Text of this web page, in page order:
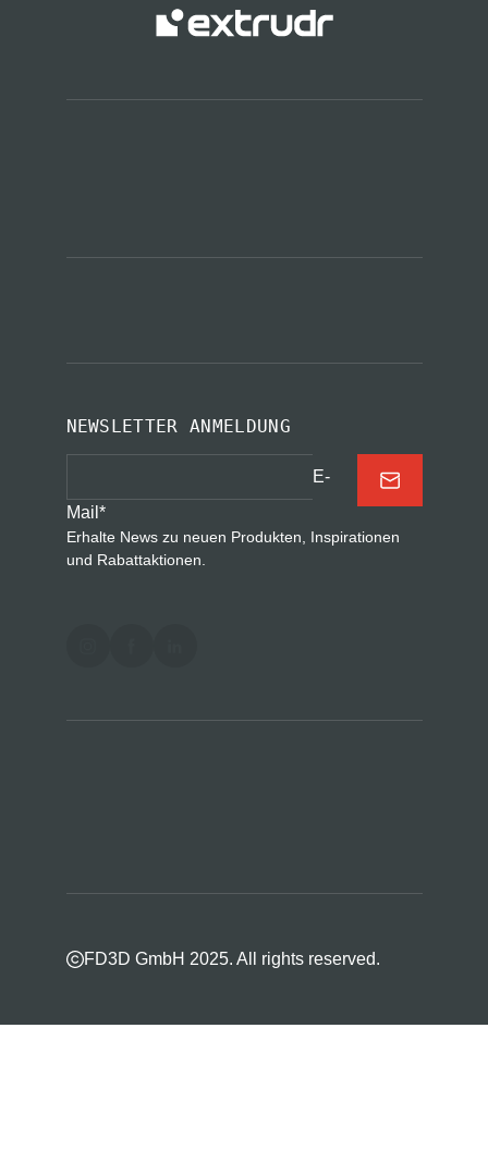
NEWSLETTER ANMELDUNG
E-
Mail *
Erhalte News zu neuen Produkten, Inspirationen
und Rabattaktionen.
FD3D GmbH 2025. All rights reserved.